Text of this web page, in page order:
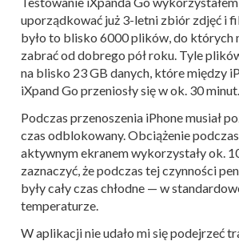
uporządkować już 3-letni zbiór zdjęć i
było to blisko 6000 plików, do których
zabrać od dobrego pół roku. Tyle
na blisko 23 GB danych, które między
iXpand Go przeniosły się w ok. 30 minut.
Podczas przenoszenia iPhone musiał
czas odblokowany. Obciążenie
aktywnym ekranem wykorzystały ok.
zaznaczyć, że podczas tej czynności
były cały czas chłodne — w
temperaturze.
W aplikacji nie udało mi się podejrzeć